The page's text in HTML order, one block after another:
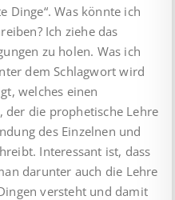
Dinge“. Was könnte ich
Ich ziehe das
zu holen. Was ich
dem Schlagwort wird
welches einen
die prophetische Lehre
des Einzelnen und
Interessant ist, dass
darunter auch die Lehre
versteht und damit